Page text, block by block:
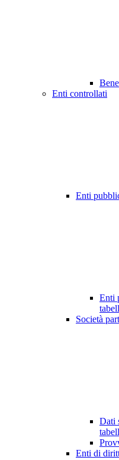
Enti controllati
Enti
Enti
Società
Dati
Enti di